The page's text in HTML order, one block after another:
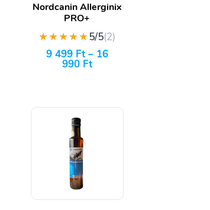
Nordcanin Allerginix
PRO+
★★★★★5/5(2)
9 499 Ft– 16
990 Ft